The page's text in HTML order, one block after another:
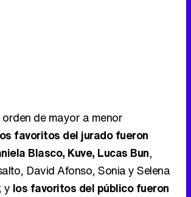
de mayor a menor
favoritos del jurado fueron
Blasco, Kuve, Lucas Bun,
David Afonso, Sonia y Selena
y los favoritos del público fueron